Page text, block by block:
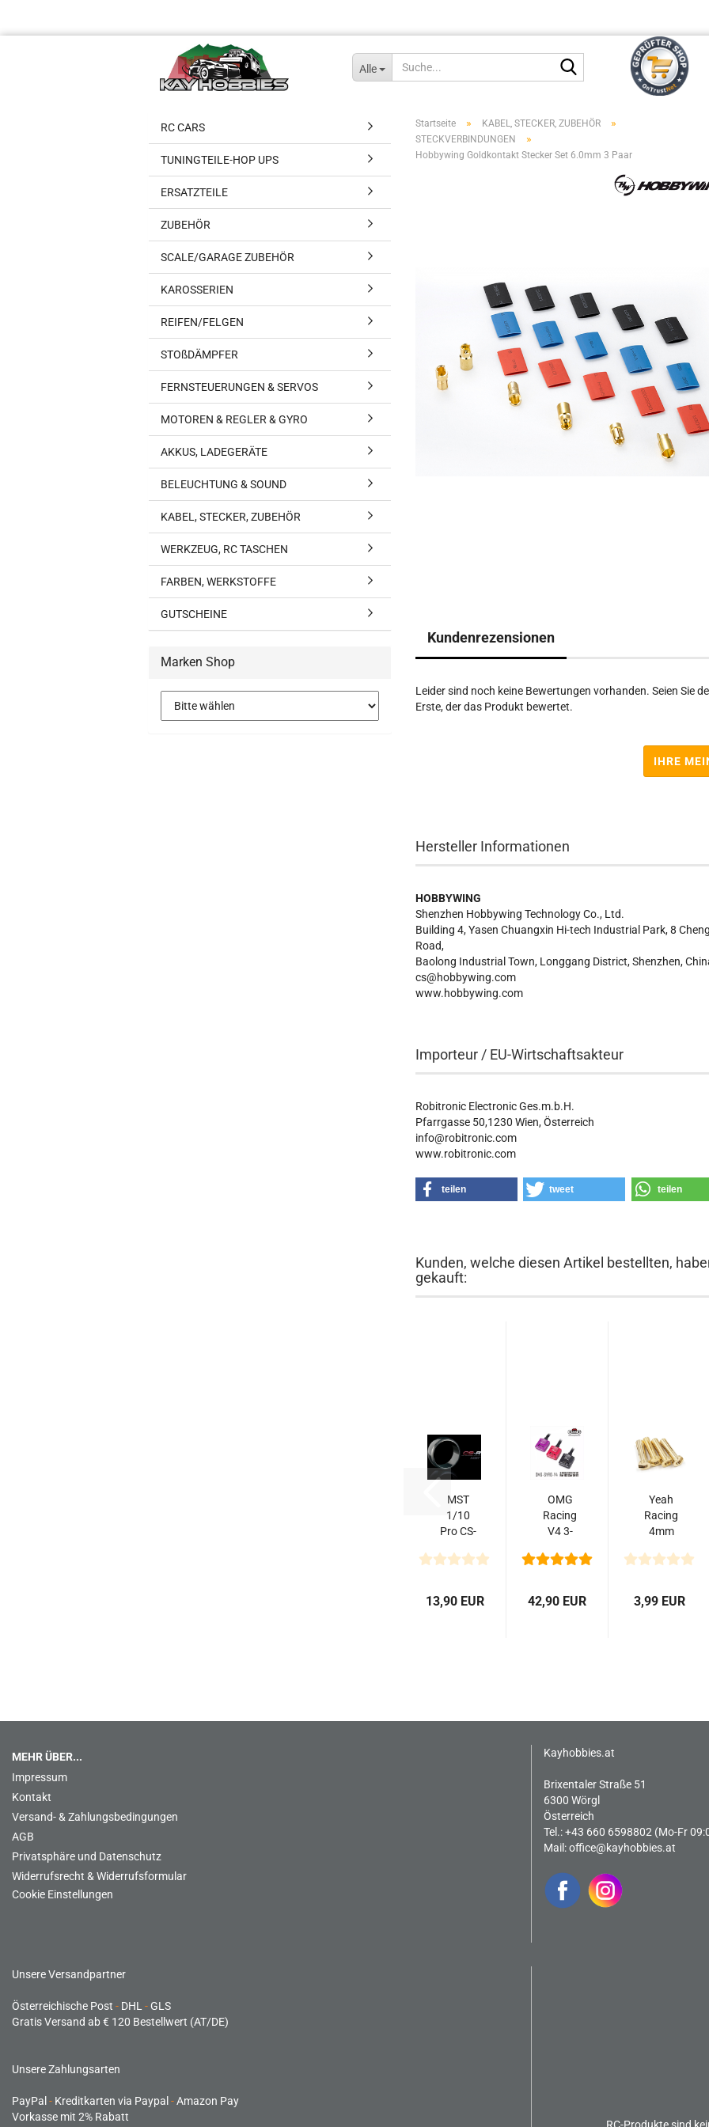
Alle
Startseite » KABEL, STECKER, ZUBEHÖR »
STECKVERBINDUNGEN »
Hobbywing Goldkontakt Stecker Set 6.0mm 3 Paar
Kundenrezensionen
Leider sind noch keine Bewertungen vorhanden. Seien Sie
Erste, der das Produkt bewertet.
IHRE
Hersteller Informationen
HOBBYWING
Shenzhen Hobbywing Technology Co., Ltd.
Building 4, Yasen Chuangxin Hi-tech Industrial Park, 8
Road,
Baolong Industrial Town, Longgang District, Shenzhen,
cs@hobbywing.com
www.hobbywing.com
Importeur / EU-Wirtschaftsakteur
Robitronic Electronic Ges.m.b.H.
Pfarrgasse 50,1230 Wien, Österreich
info@robitronic.com
www.robitronic.com
teilen tweet teilen
Kunden, welche diesen Artikel bestellten,
gekauft:
MST
1/10
Pro CS-
Reifen
hardest
13,90 EUR
OMG
Racing
V4 3-
Drift
System
42,90 EUR
Yeah
Racing
4mm
Male
Plug 4
3,99 EUR
RC CARS
TUNINGTEILE-HOP UPS
ERSATZTEILE
ZUBEHÖR
SCALE/GARAGE ZUBEHÖR
KAROSSERIEN
REIFEN/FELGEN
STOßDÄMPFER
FERNSTEUERUNGEN & SERVOS
MOTOREN & REGLER & GYRO
AKKUS, LADEGERÄTE
BELEUCHTUNG & SOUND
KABEL, STECKER, ZUBEHÖR
WERKZEUG, RC TASCHEN
FARBEN, WERKSTOFFE
GUTSCHEINE
Marken Shop
MEHR ÜBER...
Impressum
Kontakt
Versand- & Zahlungsbedingungen
AGB
Privatsphäre und Datenschutz
Widerrufsrecht & Widerrufsformular
Cookie Einstellungen
Kayhobbies.at
Brixentaler Straße 51
6300 Wörgl
Österreich
Tel.: +43 660 6598802 (Mo-Fr
Mail:office@kayhobbies.at
Unsere Versandpartner
Österreichische Post - DHL -GLS
Gratis Versand ab € 120 Bestellwert (AT/DE)
Unsere Zahlungsarten
PayPal - Kreditkarten via Paypal -Amazon Pay
Vorkasse mit 2% Rabatt